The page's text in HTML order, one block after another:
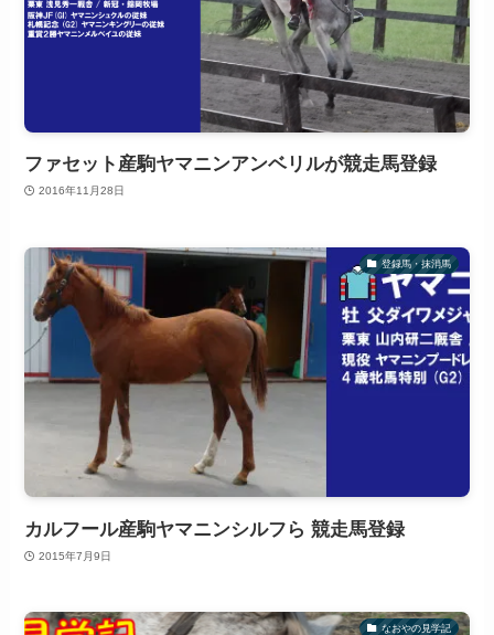
ファセット産駒ヤマニンアンベリルが競走馬登録
2016年11月28日
登録馬・抹消馬
カルフール産駒ヤマニンシルフら 競走馬登録
2015年7月9日
なおやの見学記